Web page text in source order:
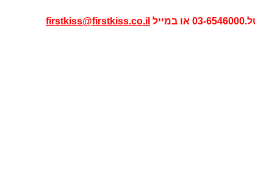
או במייל firstkiss@firstkiss.co.il